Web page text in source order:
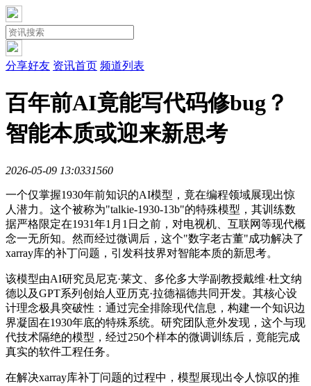
分享好友 资讯首页 频道列表
百年前AI竟能写代码修bug？
智能本质或迎来新思考
2026-05-09 13:0331560
一个仅掌握1930年前知识的AI模型，竟在编程领域展现出惊
人潜力。这个被称为"talkie-1930-13b"的特殊模型，其训练数
据严格限定在1931年1月1日之前，对电视机、互联网等现代概
念一无所知。然而经过微调后，这个"数字老古董"成功解决了
xarray库的补丁问题，引发科技界对智能本质的新思考。
该模型由AI研究员尼克·莱文、多伦多大学副教授戴维·杜文纳
德以及GPT系列创始人亚历克·拉德福德共同开发。其核心设
计理念极具突破性：通过完全排除现代信息，构建一个知识边
界凝固在1930年底的特殊系统。研究团队意外发现，这个与现
代技术隔绝的模型，经过250个样本的微调训练后，竟能完成
真实的软件工程任务。
在解决xarray库补丁问题的过程中，模型展现出令人惊叹的推